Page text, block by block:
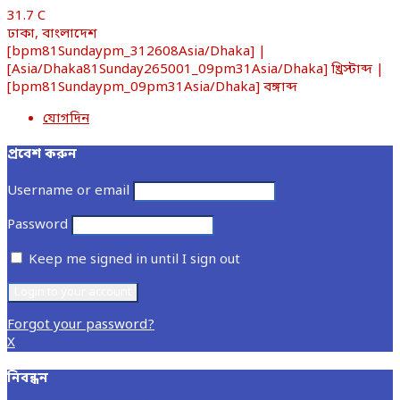
31.7 C
ঢাকা, বাংলাদেশ
[bpm81Sundaypm_312608Asia/Dhaka] |
[Asia/Dhaka81Sunday265001_09pm31Asia/Dhaka] খ্রিস্টাব্দ |
[bpm81Sundaypm_09pm31Asia/Dhaka] বঙ্গাব্দ
যোগদিন
প্রবেশ করুন
Username or email
Password
Keep me signed in until I sign out
Forgot your password?
X
নিবন্ধন